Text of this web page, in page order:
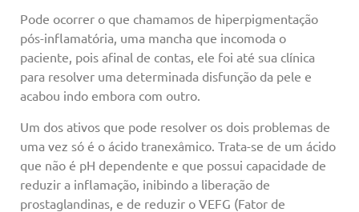
Pode ocorrer o que chamamos de hiperpigmentação
pós-inflamatória, uma mancha que incomoda o
paciente, pois afinal de contas, ele foi até sua clínica
para resolver uma determinada disfunção da pele e
acabou indo embora com outro.
Um dos ativos que pode resolver os dois problemas de
uma vez só é o ácido tranexâmico. Trata-se de um ácido
que não é pH dependente e que possui capacidade de
reduzir a inflamação, inibindo a liberação de
prostaglandinas, e de reduzir o VEFG (Fator de